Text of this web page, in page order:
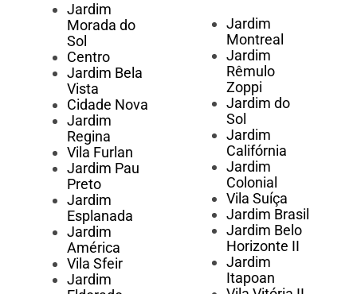
Jardim
Morada do
Sol
Centro
Jardim Bela
Vista
Cidade Nova
Jardim
Regina
Vila Furlan
Jardim Pau
Preto
Jardim
Esplanada
Jardim
América
Vila Sfeir
Jardim
Jardim
Montreal
Jardim
Rêmulo
Zoppi
Jardim do
Sol
Jardim
Califórnia
Jardim
Colonial
Vila Suíça
Jardim Brasil
Jardim Belo
Horizonte II
Jardim
Itapoan